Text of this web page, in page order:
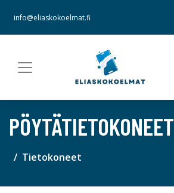
info@eliaskokoelmat.fi
PÖYTÄTIETOKONEET
Tietokoneet